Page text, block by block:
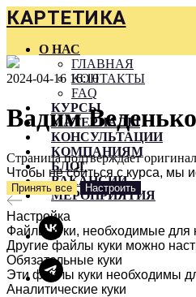
КАРТЕТИКА
О НАС
ГЛАВНАЯ
КОНТАКТЫ
FAQ
КУРСЫ
МАТЕРИАЛЫ
КОНСУЛЬТАЦИИ
КОМПАНИЯМ
БЛОГ
ВАКАНСИИ
МЕРОПРИЯТИЯ
2024-04-16 16:10
Вадим
Страница подтверждает
Чтобы не сбиться с курса, мы
Принять все Настроить
Настройка
Файлы куки, необходимые для
Другие файлы куки можно
Обязательные куки
Эти файлы куки необходимы
Аналитические куки